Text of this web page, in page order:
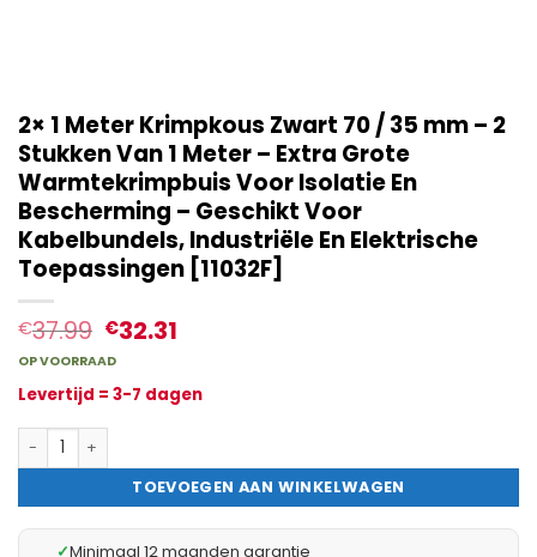
2× 1 Meter Krimpkous Zwart 70 / 35 mm – 2
Stukken Van 1 Meter – Extra Grote
Warmtekrimpbuis Voor Isolatie En
Bescherming – Geschikt Voor
Kabelbundels, Industriële En Elektrische
Toepassingen [11032F]
€37.99 €32.31
OP VOORRAAD
Levertijd = 3-7 dagen
2× 1 Meter Krimpkous Zwart 70 / 35 mm – 2 Stukken Van 1
TOEVOEGEN AAN WINKELWAGEN
✓Minimaal 12 maanden garantie